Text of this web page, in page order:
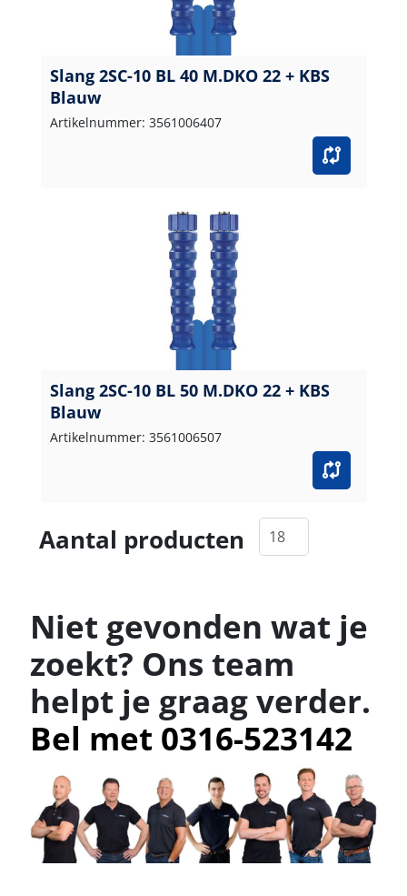
Slang 2SC-10 BL 40 M.DKO 22 + KBS
Blauw
Artikelnummer: 3561006407
Slang 2SC-10 BL 50 M.DKO 22 + KBS
Blauw
Artikelnummer: 3561006507
Aantal producten
Niet gevonden wat je
zoekt? Ons team
helpt je graag verder.
Bel met 0316-523142